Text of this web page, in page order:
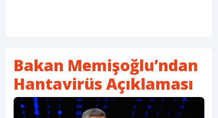
Bakan Memişoğlu’ndan
Hantavirüs Açıklaması